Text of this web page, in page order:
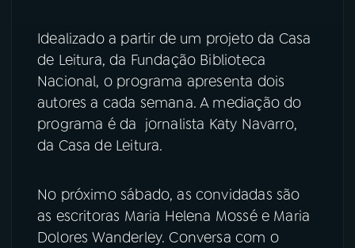
Idealizado a partir de um projeto da Casa
de Leitura, da Fundação Biblioteca
Nacional, o programa apresenta dois
autores a cada semana. A mediação do
programa é da jornalista Katy Navarro,
da Casa de Leitura.
No próximo sábado, as convidadas são
as escritoras Maria Helena Mossé e Maria
Dolores Wanderley. Conversa com o